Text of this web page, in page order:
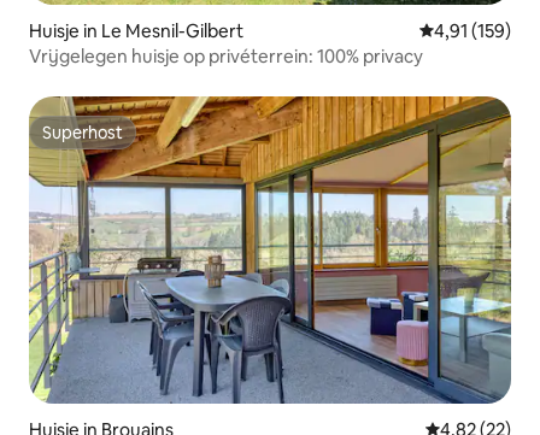
Huisje in Le Mesnil-Gilbert Gemiddelde
4,91 (159)
Vrijgelegen huisje op privéterrein: 100% privacy
Superhost
Superhost
Huisje in Brouains Gemiddelde
4,82 (22)